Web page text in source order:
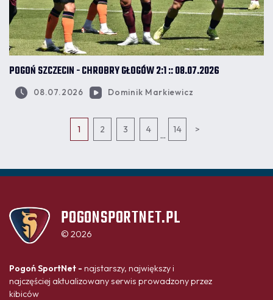
POGOŃ SZCZECIN - CHROBRY GŁOGÓW 2:1 :: 08.07.2026
08.07.2026 Dominik Markiewicz
1 2 3 4
...
14 >
POGONSPORTNET.PL
© 2026
Pogoń SportNet - najstarszy, największy i
najczęściej aktualizowany serwis prowadzony przez
kibiców